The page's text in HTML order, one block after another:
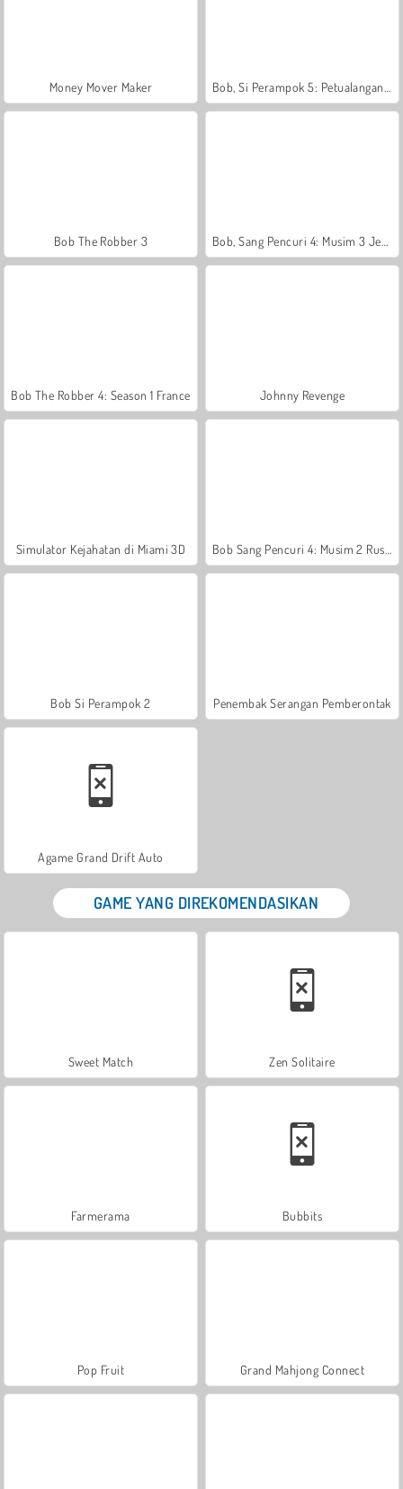
Money Mover Maker
Bob The Robber 3
Bob The Robber 4: Season 1 France Johnny Revenge
Simulator Kejahatan di Miami 3D
Bob Si Perampok 2 Penembak Serangan Pemberontak
Agame Grand Drift Auto
GAME YANG DIREKOMENDASIKAN
Sweet Match Zen Solitaire
Farmerama Bubbits
Pop Fruit Grand Mahjong Connect